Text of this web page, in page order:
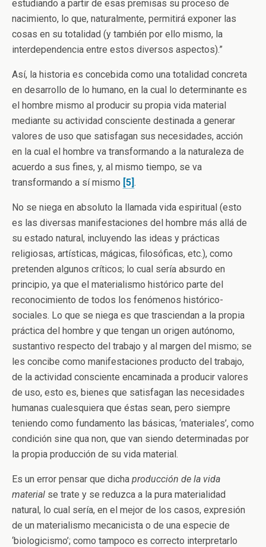
estudiando a partir de esas premisas su proceso de
nacimiento, lo que, naturalmente, permitirá exponer las
cosas en su totalidad (y también por ello mismo, la
interdependencia entre estos diversos aspectos).”
Así, la historia es concebida como una totalidad concreta
en desarrollo de lo humano, en la cual lo determinante es
el hombre mismo al producir su propia vida material
mediante su actividad consciente destinada a generar
valores de uso que satisfagan sus necesidades, acción
en la cual el hombre va transformando a la naturaleza de
acuerdo a sus fines, y, al mismo tiempo, se va
transformando a sí mismo [5] .
No se niega en absoluto la llamada vida espiritual (esto
es las diversas manifestaciones del hombre más allá de
su estado natural, incluyendo las ideas y prácticas
religiosas, artísticas, mágicas, filosóficas, etc.), como
pretenden algunos críticos; lo cual sería absurdo en
principio, ya que el materialismo histórico parte del
reconocimiento de todos los fenómenos histórico-
sociales. Lo que se niega es que trasciendan a la propia
práctica del hombre y que tengan un origen autónomo,
sustantivo respecto del trabajo y al margen del mismo; se
les concibe como manifestaciones producto del trabajo,
de la actividad consciente encaminada a producir valores
de uso, esto es, bienes que satisfagan las necesidades
humanas cualesquiera que éstas sean, pero siempre
teniendo como fundamento las básicas, ‘materiales’, como
condición sine qua non, que van siendo determinadas por
la propia producción de su vida material.
Es un error pensar que dicha producción de la vida
material se trate y se reduzca a la pura materialidad
natural, lo cual sería, en el mejor de los casos, expresión
de un materialismo mecanicista o de una especie de
‘biologicismo’; como tampoco es correcto interpretarlo